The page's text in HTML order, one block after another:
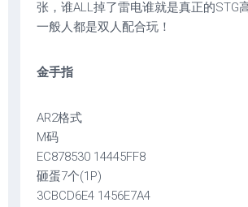
张，谁ALL掉了雷电谁就是真正的STG
一般人都是双人配合玩！
金手指
AR2格式
M码
EC878530 14445FF8
砸蛋7个(1P)
3CBCD6E4 1456E7A4